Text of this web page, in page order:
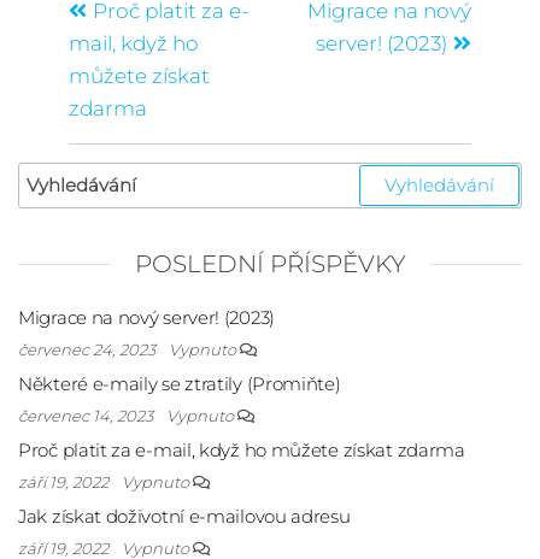
Proč platit za e-
mail, když ho
můžete získat
zdarma
Migrace na nový
server! (2023)
POSLEDNÍ PŘÍSPĚVKY
Migrace na nový server! (2023)
červenec 24, 2023 Vypnuto
Některé e-maily se ztratily (Promiňte)
červenec 14, 2023 Vypnuto
Proč platit za e-mail, když ho můžete získat zdarma
září 19, 2022 Vypnuto
Jak získat doživotní e-mailovou adresu
září 19, 2022 Vypnuto